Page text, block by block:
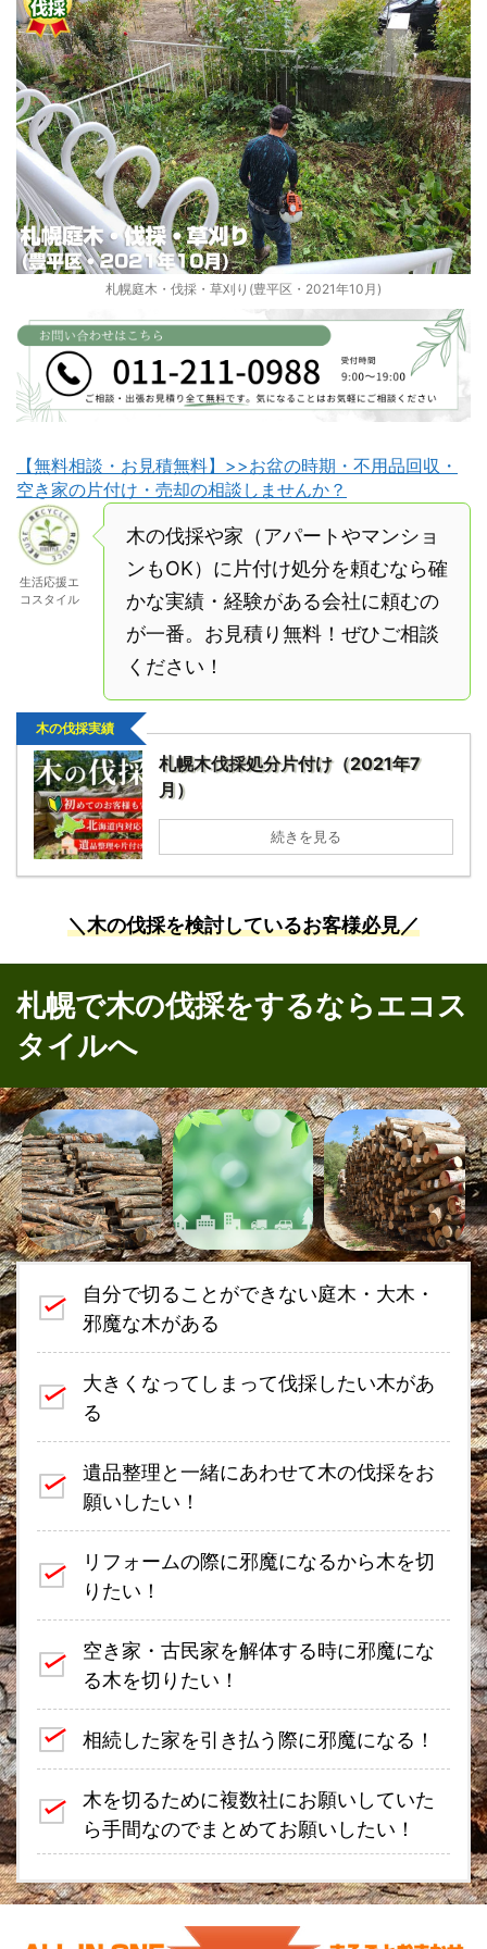
札幌庭木・伐採・草刈り(豊平区・2021年10月)
【無料相談・お見積無料】>>お盆の時期・不用品回収・
空き家の片付け・売却の相談しませんか？
生活応援エ
コスタイル
木の伐採や家（アパートやマンショ
ンもOK）に片付け処分を頼むなら確
かな実績・経験がある会社に頼むの
が一番。お見積り無料！ぜひご相談
ください！
木の伐採実績
札幌木伐採処分片付け（2021年7
月）
続きを見る
＼木の伐採を検討しているお客様必見／
札幌で木の伐採をするならエコス
タイルへ
自分で切ることができない庭木・大木・
邪魔な木がある
大きくなってしまって伐採したい木があ
る
遺品整理と一緒にあわせて木の伐採をお
願いしたい！
リフォームの際に邪魔になるから木を切
りたい！
空き家・古民家を解体する時に邪魔にな
る木を切りたい！
相続した家を引き払う際に邪魔になる！
木を切るために複数社にお願いしていた
ら手間なのでまとめてお願いしたい！